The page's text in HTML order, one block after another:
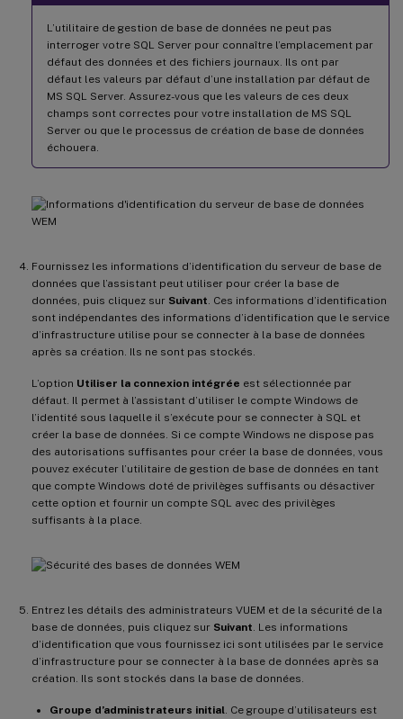
L’utilitaire de gestion de base de données ne peut pas
interroger votre SQL Server pour connaître l’emplacement par
défaut des données et des fichiers journaux. Ils ont par
défaut les valeurs par défaut d’une installation par défaut de
MS SQL Server. Assurez-vous que les valeurs de ces deux
champs sont correctes pour votre installation de MS SQL
Server ou que le processus de création de base de données
échouera.
Fournissez les informations d’identification du serveur de base de
données que l’assistant peut utiliser pour créer la base de
données, puis cliquez sur Suivant . Ces informations d’identification
sont indépendantes des informations d’identification que le service
d’infrastructure utilise pour se connecter à la base de données
après sa création. Ils ne sont pas stockés.
L’option Utiliser la connexion intégrée est sélectionnée par
défaut. Il permet à l’assistant d’utiliser le compte Windows de
l’identité sous laquelle il s’exécute pour se connecter à SQL et
créer la base de données. Si ce compte Windows ne dispose pas
des autorisations suffisantes pour créer la base de données, vous
pouvez exécuter l’utilitaire de gestion de base de données en tant
que compte Windows doté de privilèges suffisants ou désactiver
cette option et fournir un compte SQL avec des privilèges
suffisants à la place.
Entrez les détails des administrateurs VUEM et de la sécurité de la
base de données, puis cliquez sur Suivant . Les informations
d’identification que vous fournissez ici sont utilisées par le service
d’infrastructure pour se connecter à la base de données après sa
création. Ils sont stockés dans la base de données.
Groupe d’administrateurs initial . Ce groupe d’utilisateurs est